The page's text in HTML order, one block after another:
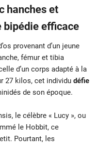
hanches et
bipédie efficace
provenant d’un jeune
fémur et tibia
d’un corps adapté à la
27 kilos, cet individu défie
de son époque.
le célèbre « Lucy », ou
le Hobbit, ce
Pourtant, les